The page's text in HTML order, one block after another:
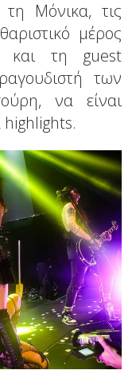
Μόνικα, τις
μέρος
και τη guest
των
να είναι
highlights.